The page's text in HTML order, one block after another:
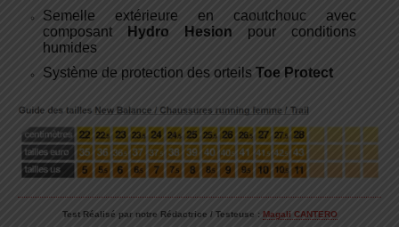
Semelle extérieure en caoutchouc avec
composant
Hydro Hesion pour conditions
humides
Système de protection des orteilsToe Protect
Test Réalisé par notre Rédactrice / Testeuse : Magali CANTERO